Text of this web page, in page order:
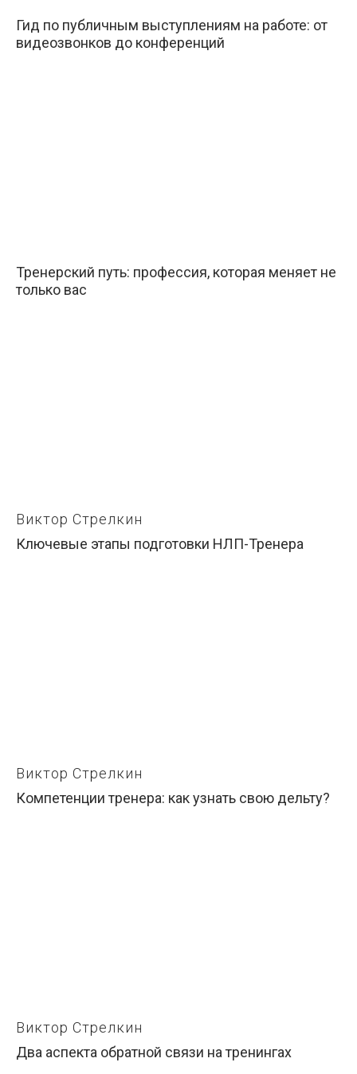
Гид по публичным выступлениям на работе: от
видеозвонков до конференций
Тренерский путь: профессия, которая меняет не
только вас
Виктор Стрелкин
Ключевые этапы подготовки НЛП-Тренера
Виктор Стрелкин
Компетенции тренера: как узнать свою дельту?
Виктор Стрелкин
Два аспекта обратной связи на тренингах